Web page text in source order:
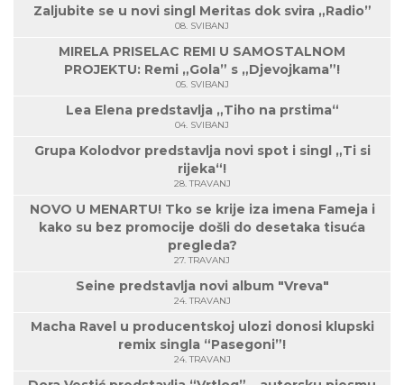
Zaljubite se u novi singl Meritas dok svira „Radio”
08. SVIBANJ
MIRELA PRISELAC REMI U SAMOSTALNOM
PROJEKTU: Remi „Gola” s „Djevojkama”!
05. SVIBANJ
Lea Elena predstavlja „Tiho na prstima“
04. SVIBANJ
Grupa Kolodvor predstavlja novi spot i singl „Ti si
rijeka“!
28. TRAVANJ
NOVO U MENARTU! Tko se krije iza imena Fameja i
kako su bez promocije došli do desetaka tisuća
pregleda?
27. TRAVANJ
Seine predstavlja novi album "Vreva"
24. TRAVANJ
Macha Ravel u producentskoj ulozi donosi klupski
remix singla “Pasegoni”!
24. TRAVANJ